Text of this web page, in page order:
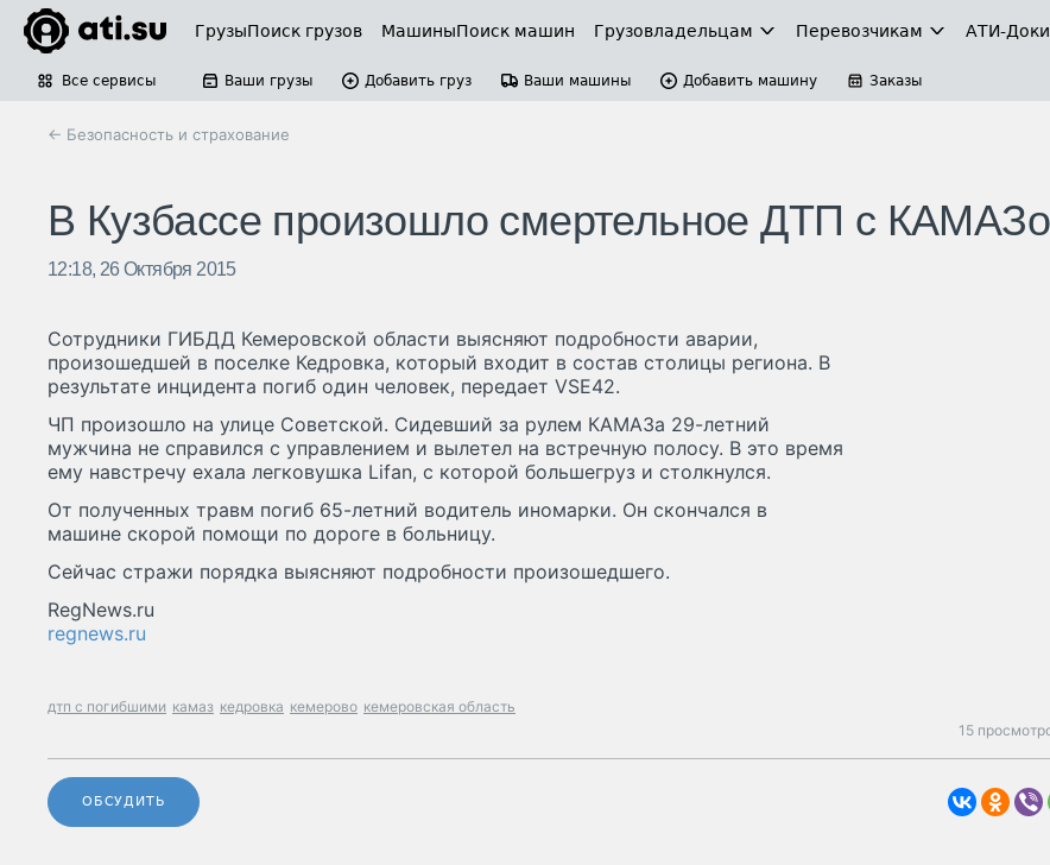
ГрузыПоиск грузов МашиныПоиск машин Грузовладельцам Перевозчикам АТИ-Доки
Все сервисы Ваши грузы Добавить груз Ваши машины Добавить машину Заказы
← Безопасность и страхование
В Кузбассе произошло смертельное ДТП с
12:18, 26 Октября 2015
Сотрудники ГИБДД Кемеровской области выясняют подробности аварии,
произошедшей в поселке Кедровка, который входит в состав столицы региона. В
результате инцидента погиб один человек, передает VSE42.
ЧП произошло на улице Советской. Сидевший за рулем КАМАЗа 29-летний
мужчина не справился с управлением и вылетел на встречную полосу. В это время
ему навстречу ехала легковушка Lifan, с которой большегруз и столкнулся.
От полученных травм погиб 65-летний водитель иномарки. Он скончался в
машине скорой помощи по дороге в больницу.
Сейчас стражи порядка выясняют подробности произошедшего.
RegNews.ru
regnews.ru
дтп с погибшими камаз кедровка кемерово кемеровская область
15
ОБСУДИТЬ